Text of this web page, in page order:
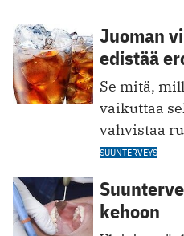
Juoman
edistää
Se mitä,
vaikuttaa
vahvistaa
SUUNTERVEYS
kehoon